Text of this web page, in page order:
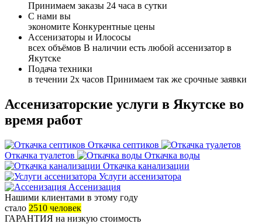
Принимаем заказы 24 часа в сутки
С нами вы
экономите Конкурентные цены
Ассенизаторы и Илососы
всех объёмов В наличии есть любой ассенизатор в
Якутске
Подача техники
в течении 2х часов Принимаем так же срочные заявки
Ассенизаторские услуги в Якутске во
время работ
Откачка септиков
Откачка туалетов
Откачка воды
Откачка канализации
Услуги ассенизатора
Ассенизация
Нашими клиентами в этому году
стало 2510 человек
ГАРАНТИЯ на низкую стоимость